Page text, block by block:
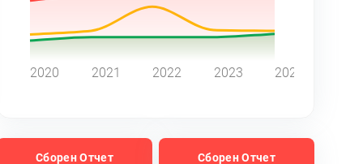
2020 2021 2022 2023 2024
Сборен Отчет Сборен Отчет